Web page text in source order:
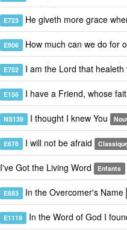
E723 He giveth more grace
E906 How much can we do for
E752 I am the Lord that healeth
E156 I have a Friend, whose
NS139 I thought I knew You
E678 I will not be afraid
I've Got the Living Word Enfants
E883 In the Overcomer's Name
E1119 In the Word of God I